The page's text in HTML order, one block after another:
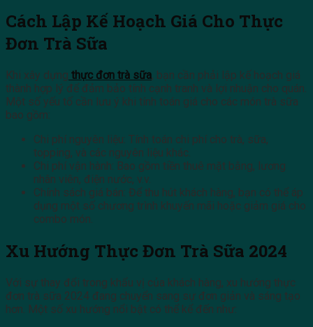
Cách Lập Kế Hoạch Giá Cho Thực
Đơn Trà Sữa
Khi xây dựng thực đơn trà sữa, bạn cần phải lập kế hoạch giá
thành hợp lý để đảm bảo tính cạnh tranh và lợi nhuận cho quán.
Một số yếu tố cần lưu ý khi tính toán giá cho các món trà sữa
bao gồm:
Chi phí nguyên liệu: Tính toán chi phí cho trà, sữa,
topping, và các nguyên liệu khác.
Chi phí vận hành: Bao gồm tiền thuê mặt bằng, lương
nhân viên, điện nước, v.v.
Chính sách giá bán: Để thu hút khách hàng, bạn có thể áp
dụng một số chương trình khuyến mãi hoặc giảm giá cho
combo món.
Xu Hướng Thực Đơn Trà Sữa 2024
Với sự thay đổi trong khẩu vị của khách hàng, xu hướng thực
đơn trà sữa 2024 đang chuyển sang sự đơn giản và sáng tạo
hơn. Một số xu hướng nổi bật có thể kể đến như: